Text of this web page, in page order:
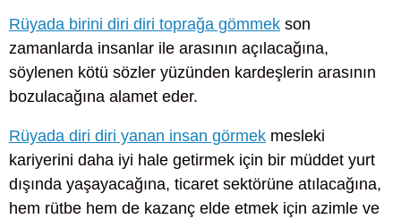
Rüyada birini diri diri toprağa gömmek son
zamanlarda insanlar ile arasının açılacağına,
söylenen kötü sözler yüzünden kardeşlerin arasının
bozulacağına alamet eder.
Rüyada diri diri yanan insan görmek mesleki
kariyerini daha iyi hale getirmek için bir müddet yurt
dışında yaşayacağına, ticaret sektörüne atılacağına,
hem rütbe hem de kazanç elde etmek için azimle ve